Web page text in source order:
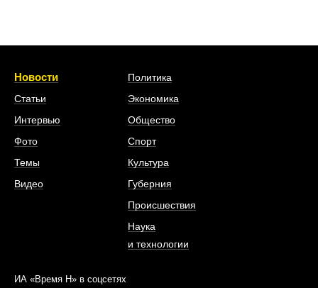
Новости
Статьи
Интервью
Фото
Темы
Видео
Политика
Экономика
Общество
Спорт
Культура
Губерния
Происшествия
Наука
и технологии
ИА «Время Н» в соцсетях